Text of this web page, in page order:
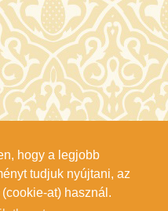
hogy a legjobb
tudjuk nyújtani, az
at) használ.